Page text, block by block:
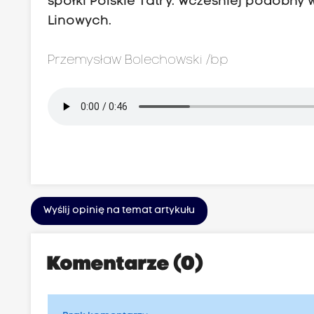
Linowych.
Przemysław Bolechowski /bp
Wyślij opinię na temat artykułu
Komentarze (0)